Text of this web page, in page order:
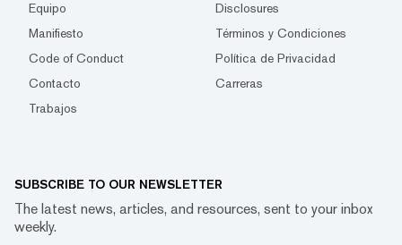
Equipo
Disclosures
Manifiesto
Términos y Condiciones
Code of Conduct
Política de Privacidad
Contacto
Carreras
Trabajos
SUBSCRIBE TO OUR NEWSLETTER
The latest news, articles, and resources, sent to your inbox
weekly.